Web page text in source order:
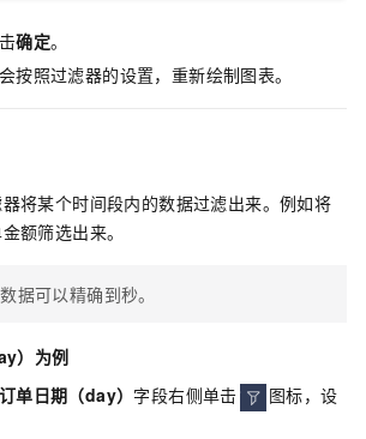
确定。
按照过滤器的设置，重新绘制图表。
将某个时间段内的数据过滤出来。例如将
额筛选出来。
据可以精确到秒。
）为例
订单日期（day） 字段右侧单击
图标，设